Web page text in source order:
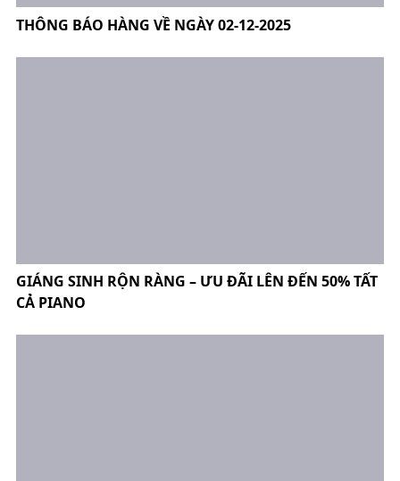
THÔNG BÁO HÀNG VỀ NGÀY 02-12-2025
GIÁNG SINH RỘN RÀNG – ƯU ĐÃI LÊN ĐẾN 50% TẤT
CẢ PIANO